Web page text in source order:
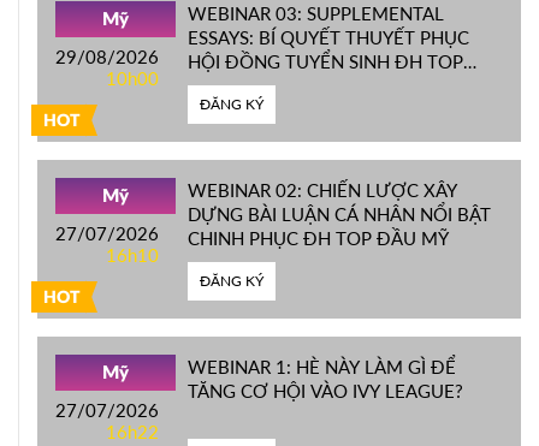
HOT
Mỹ
29/08/2026
10h00
WEBINAR 03: SUPPLEMENTAL
ESSAYS: BÍ QUYẾT THUYẾT PHỤC
HỘI ĐỒNG TUYỂN SINH ĐH TOP
ĐẦU MỸ
ĐĂNG KÝ
HOT
Mỹ
27/07/2026
16h10
WEBINAR 02: CHIẾN LƯỢC XÂY
DỰNG BÀI LUẬN CÁ NHÂN NỔI BẬT
CHINH PHỤC ĐH TOP ĐẦU MỸ
ĐĂNG KÝ
Mỹ
27/07/2026
16h22
WEBINAR 1: HÈ NÀY LÀM GÌ ĐỂ
TĂNG CƠ HỘI VÀO IVY LEAGUE?